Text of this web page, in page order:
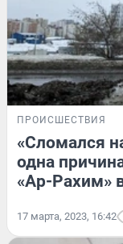
ПРОИСШЕСТВИЯ
«Сломался
одна
«Ар-Рахим»
17 марта, 2023, 16:42